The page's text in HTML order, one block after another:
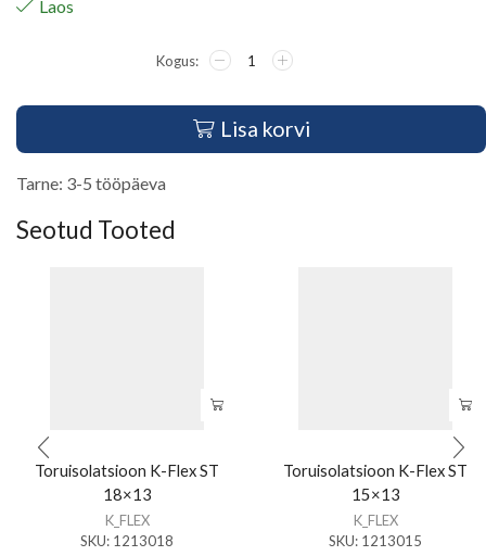
Laos
Lisa korvi
Tarne: 3-5 tööpäeva
Seotud Tooted
Toruisolatsioon K-Flex ST
18×13
K_FLEX
SKU: 1213018
Toruisolatsioon K-Flex ST
15×13
K_FLEX
SKU: 1213015